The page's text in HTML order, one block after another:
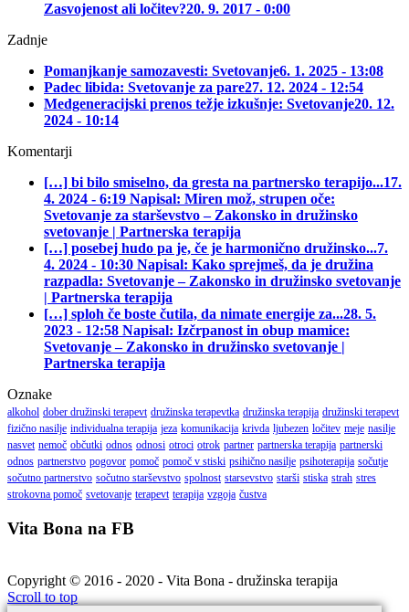
Zasvojenost ali ločitev?20. 9. 2017 - 0:00
Zadnje
Pomanjkanje samozavesti: Svetovanje6. 1. 2025 - 13:08
Padec libida: Svetovanje za pare27. 12. 2024 - 12:54
Medgeneracijski prenos težje izkušnje: Svetovanje20. 12.
2024 - 10:14
Komentarji
[…] bi bilo smiselno, da gresta na partnersko terapijo...17.
4. 2024 - 6:19 Napisal: Miren mož, strupen oče:
Svetovanje za starševstvo – Zakonsko in družinsko
svetovanje | Partnerska terapija
[…] posebej hudo pa je, če je harmonično družinsko...7.
4. 2024 - 10:30 Napisal: Kako sprejmeš, da je družina
razpadla: Svetovanje – Zakonsko in družinsko svetovanje
| Partnerska terapija
[…] sploh če boste čutila, da nimate energije za...28. 5.
2023 - 12:58 Napisal: Izčrpanost in obup mamice:
Svetovanje – Zakonsko in družinsko svetovanje |
Partnerska terapija
Oznake
alkohol dober družinski terapevt družinska terapevtka družinska terapija družinski terapevt
fizično nasilje individualna terapija jeza komunikacija krivda ljubezen ločitev meje nasilje
nasvet nemoč občutki odnos odnosi otroci otrok partner partnerska terapija partnerski
odnos partnerstvo pogovor pomoč pomoč v stiski psihično nasilje psihoterapija sočutje
sočutno partnerstvo sočutno starševstvo spolnost starsevstvo starši stiska strah stres
strokovna pomoč svetovanje terapevt terapija vzgoja čustva
Vita Bona na FB
Copyright © 2016 - 2020 - Vita Bona - družinska terapija
Scroll to top